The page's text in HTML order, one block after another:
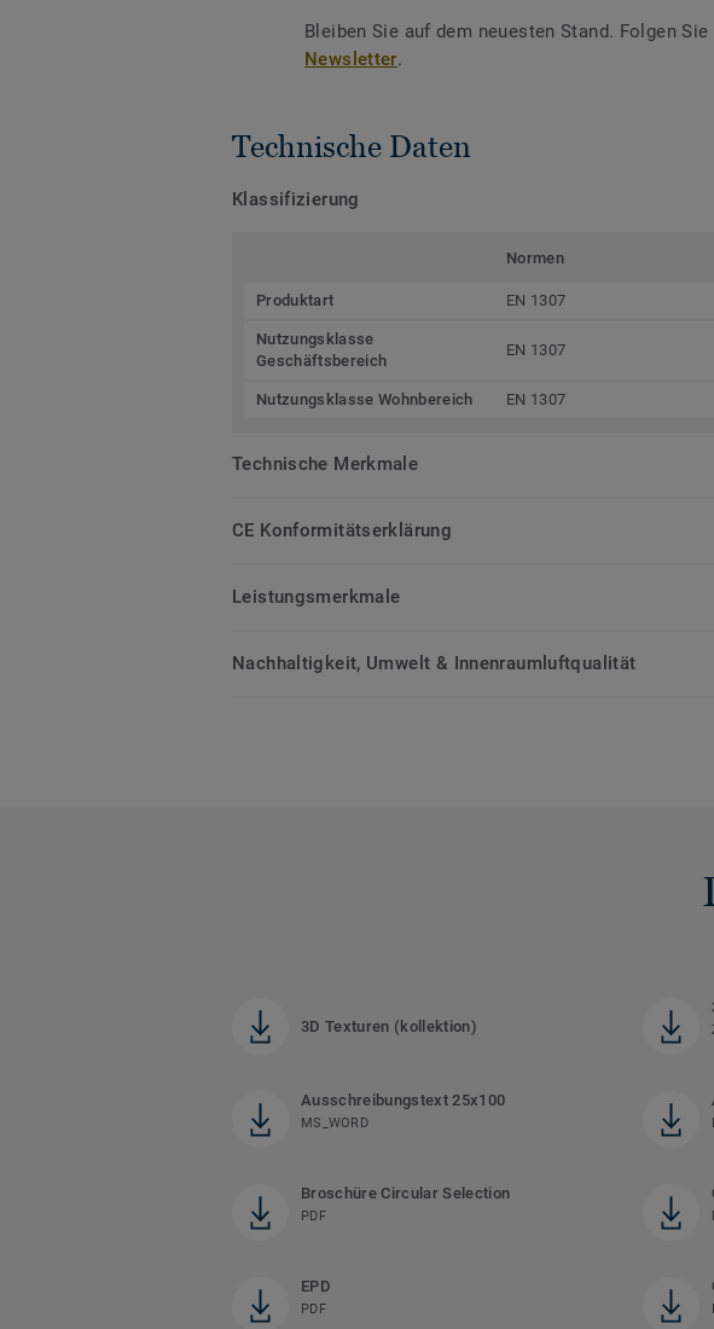
Bleiben Sie auf dem neuesten Stand. Folgen Sie
Newsletter.
Technische Daten
Klassifizierung
Normen
Produktart EN 1307
Nutzungsklasse
Geschäftsbereich
EN 1307
Nutzungsklasse Wohnbereich EN 1307
Technische Merkmale
CE Konformitätserklärung
Leistungsmerkmale
Nachhaltigkeit, Umwelt & Innenraumluftqualität
3D Texturen (kollektion)
Ausschreibungstext 25x100
MS_WORD
Broschüre Circular Selection
PDF
EPD
PDF